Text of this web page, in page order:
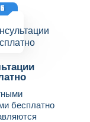
бесплатно